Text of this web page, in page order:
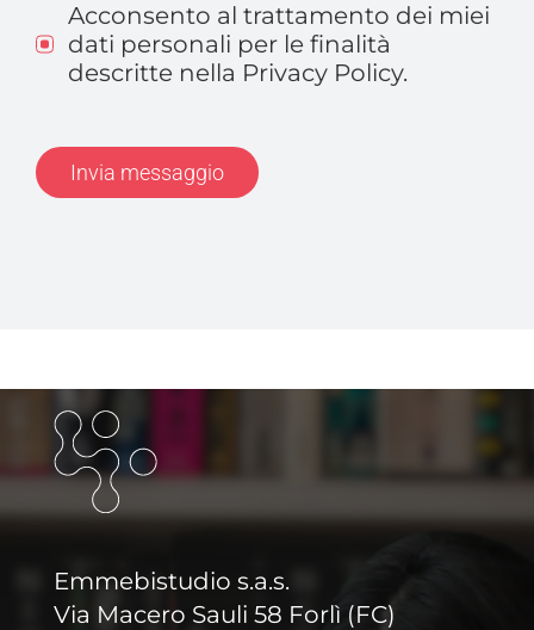
Acconsento al trattamento dei miei
dati personali per le finalità
descritte nella Privacy Policy.
Invia messaggio
Emmebistudio s.a.s.
Via Macero Sauli 58 Forlì (FC)